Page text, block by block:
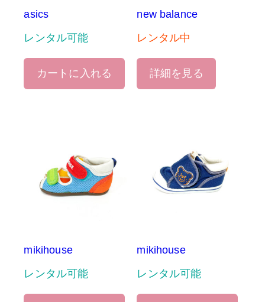
asics
レンタル可能
カートに入れる
new balance
レンタル中
詳細を見る
mikihouse
レンタル可能
mikihouse
レンタル可能